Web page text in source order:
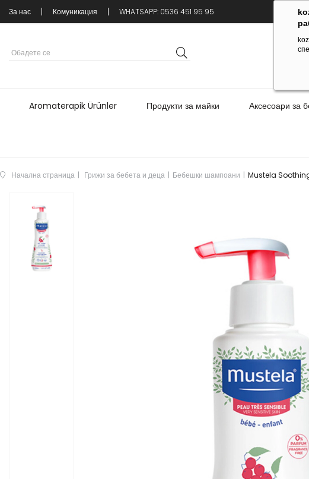
За нас Комуникация WHATSAPP: 0536 451 95 95
Aromaterapik Ürünler Продукти за майки Аксесоари за
Начална страница Грижи за бебета и деца Бебешки шампоани Mustela